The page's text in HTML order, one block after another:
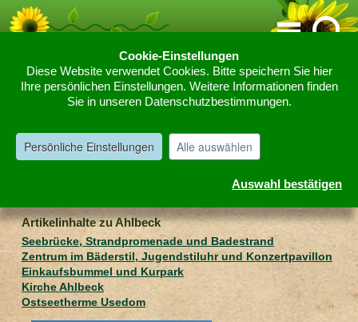
Cookie-Einstellungen
Diese Website verwendet Cookies. Bitte speichern Sie hier
Ihre persönlichen Einstellungen. Weitere Informationen finden
Sie in unseren Datenschutzbestimmungen.
Persönliche Einstellungen Alle auswählen
Auswahl bestätigen
Home »Reise- und Freizeittipps» Deutschland»Usedom»
Ahlbeck
Ahlbeck, Seebad mit historischer Seebrücke
Artikelinhalte zu Ahlbeck
Seebrücke, Strandpromenade und Badestrand
Zentrum im Bäderstil, Jugendstiluhr und Konzertpavillon
Einkaufsbummel und Kurpark
Kirche Ahlbeck
Ostseetherme Usedom